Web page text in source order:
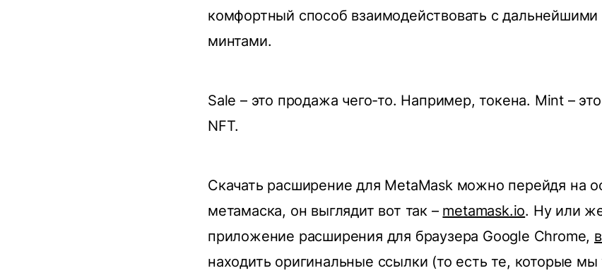
комфортный способ взаимодействовать с
минтами.
Sale – это продажа чего-то. Например, токена. Mint –
NFT.
Скачать расширение для MetaMask можно перейдя на
метамаска, он выглядит вот так – metamask.io. Ну или
приложение расширения для браузера Google Chrome,
находить оригинальные ссылки (то есть те, которые мы